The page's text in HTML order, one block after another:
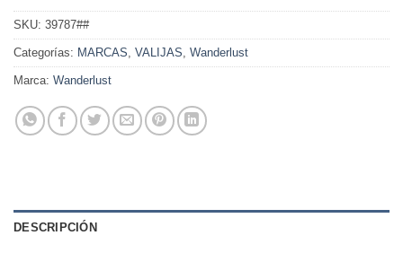
SKU: 39787##
Categorías: MARCAS, VALIJAS, Wanderlust
Marca: Wanderlust
DESCRIPCIÓN